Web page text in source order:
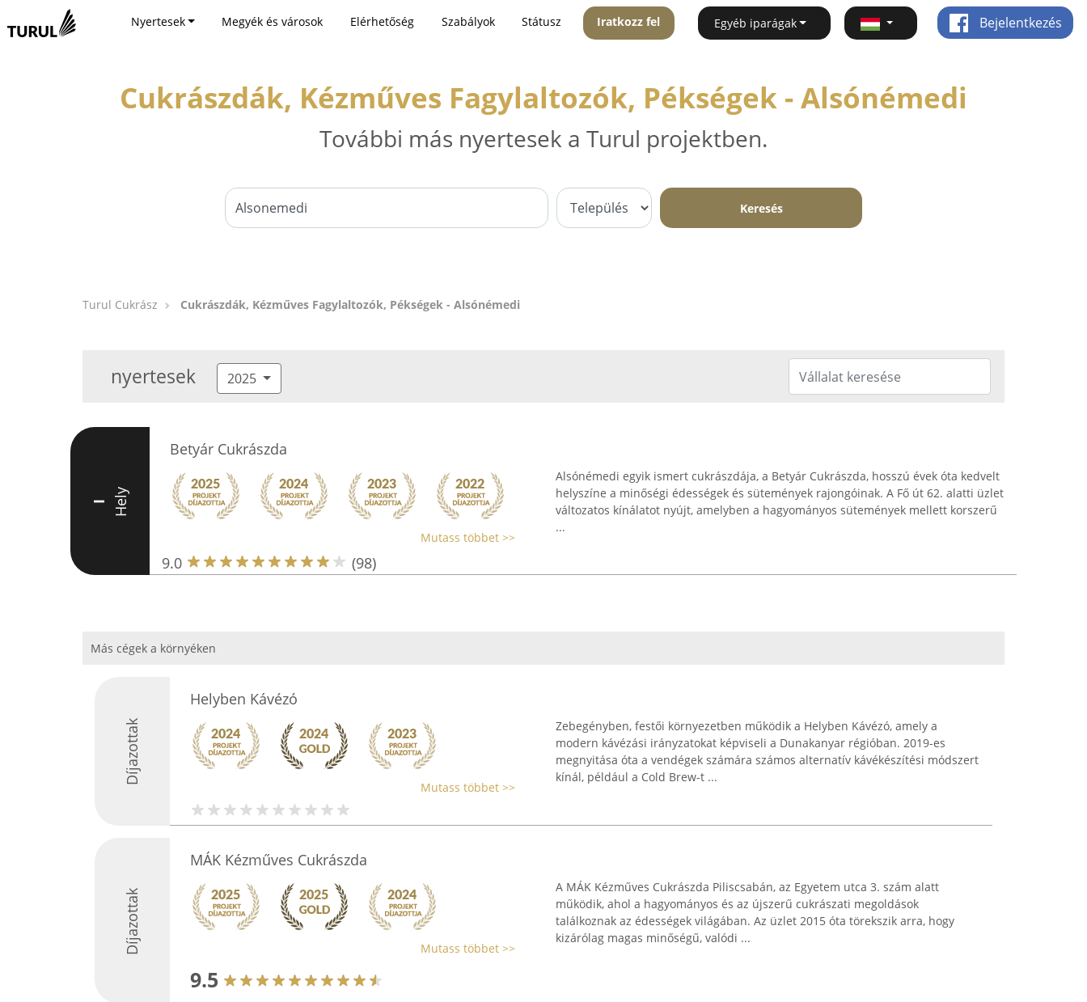
Nyertesek Megyék és városok Elérhetőség Szabályok Státusz Iratkozz fel Egyéb iparágak Bejelentkezés
Cukrászdák, Kézműves Fagylaltozók, Pékségek - Alsónémedi
További más nyertesek a Turul projektben.
Keresés
Turul Cukrász Cukrászdák, Kézműves Fagylaltozók, Pékségek - Alsónémedi
nyertesek 2025
I Hely
Betyár Cukrászda
Mutass többet >>
9.0 (98)
Alsónémedi egyik ismert cukrászdája, a Betyár Cukrászda, hosszú évek óta kedvelt
helyszíne a minőségi édességek és sütemények rajongóinak. A Fő út 62. alatti üzlet
változatos kínálatot nyújt, amelyben a hagyományos sütemények mellett korszerű
...
Más cégek a környéken
Díjazottak
Helyben Kávézó
Mutass többet >>
Zebegényben, festői környezetben működik a Helyben Kávézó, amely a
modern kávézási irányzatokat képviseli a Dunakanyar régióban. 2019-es
megnyitása óta a vendégek számára számos alternatív kávékészítési módszert
kínál, például a Cold Brew-t ...
Díjazottak
MÁK Kézműves Cukrászda
Mutass többet >>
9.5
A MÁK Kézműves Cukrászda Piliscsabán, az Egyetem utca 3. szám alatt
működik, ahol a hagyományos és az újszerű cukrászati megoldások
találkoznak az édességek világában. Az üzlet 2015 óta törekszik arra, hogy
kizárólag magas minőségű, valódi ...